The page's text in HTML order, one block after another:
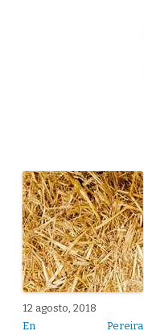
12 agosto, 2018
En Pereira